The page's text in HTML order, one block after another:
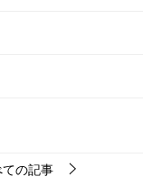
の記事